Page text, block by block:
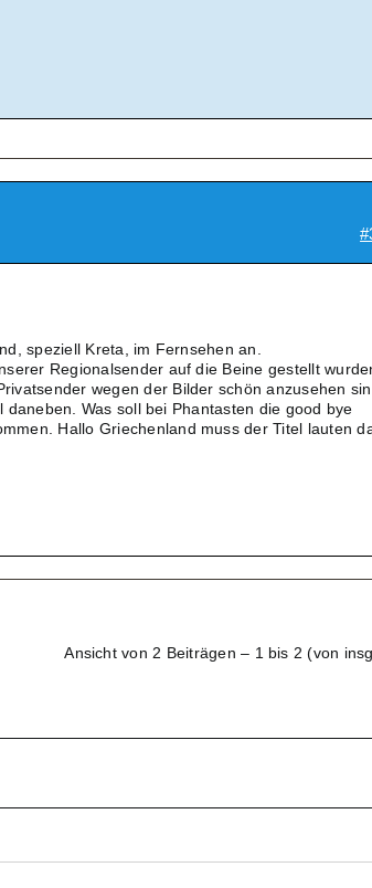
speziell Kreta, im Fernsehen an.
Regionalsender auf die Beine gestellt
wegen der Bilder schön anzusehen
Was soll bei Phantasten die good bye
Hallo Griechenland muss der Titel lauten
Ansicht von 2 Beiträgen – 1 bis 2 (von